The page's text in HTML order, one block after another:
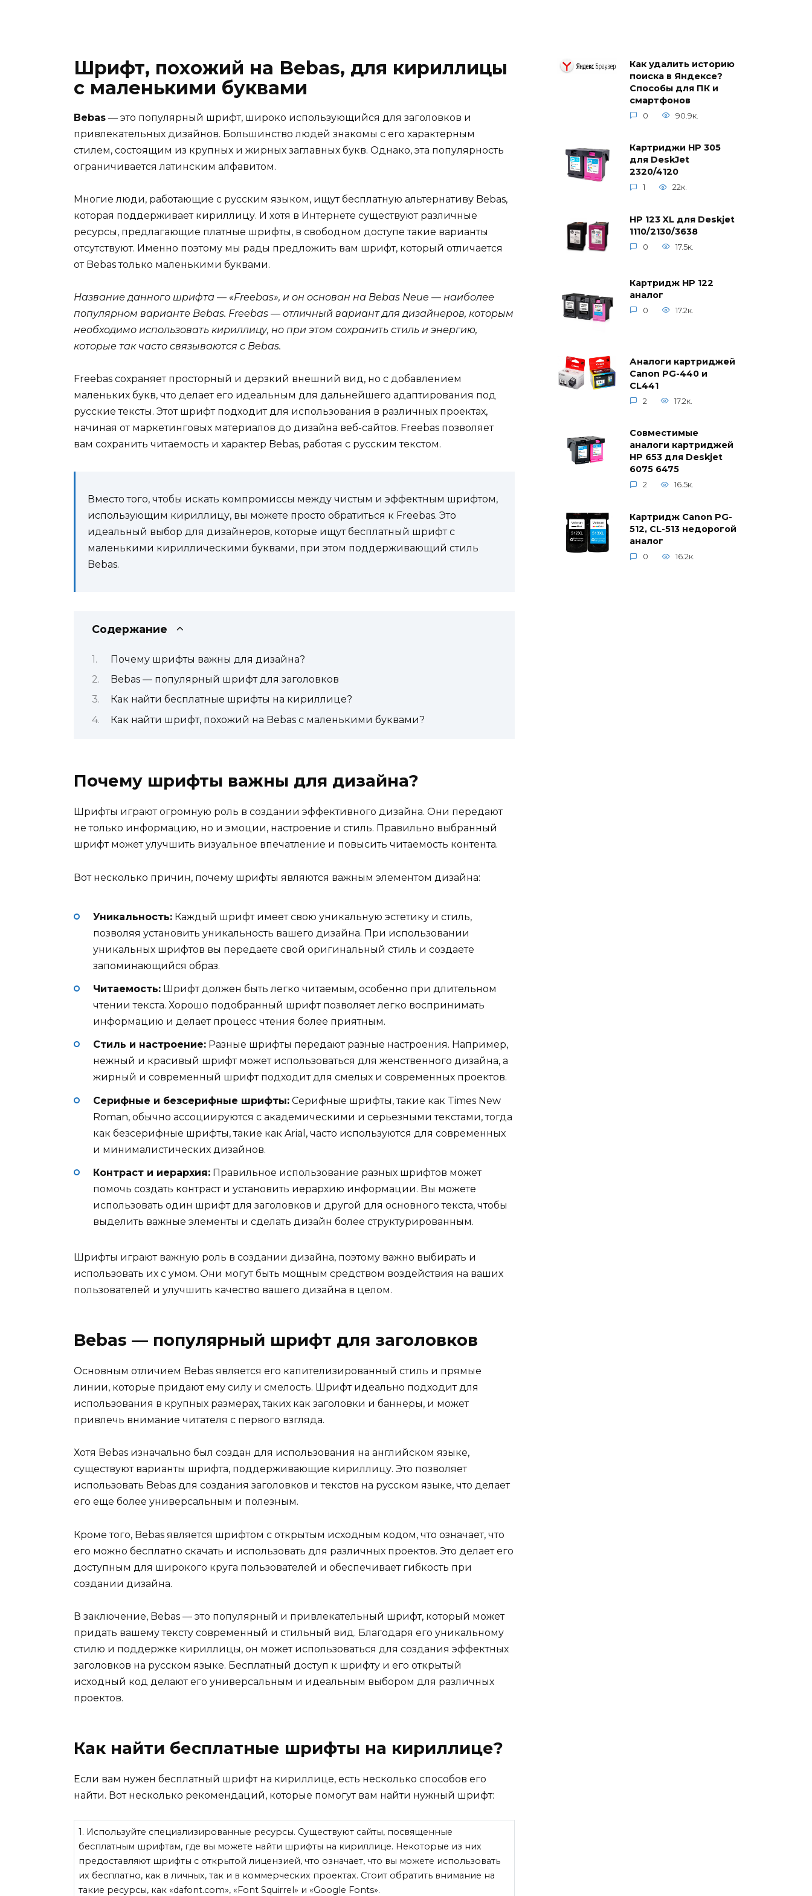
Шрифт, похожий на Bebas, для кириллицы
с маленькими буквами
Bebas — это популярный шрифт, широко использующийся для заголовков и
привлекательных дизайнов. Большинство людей знакомы с его характерным
стилем, состоящим из крупных и жирных заглавных букв. Однако, эта популярность
ограничивается латинским алфавитом.
Многие люди, работающие с русским языком, ищут бесплатную альтернативу Bebas,
которая поддерживает кириллицу. И хотя в Интернете существуют различные
ресурсы, предлагающие платные шрифты, в свободном доступе такие варианты
отсутствуют. Именно поэтому мы рады предложить вам шрифт, который отличается
от Bebas только маленькими буквами.
Название данного шрифта — «Freebas», и он основан на Bebas Neue — наиболее
популярном варианте Bebas. Freebas — отличный вариант для дизайнеров, которым
необходимо использовать кириллицу, но при этом сохранить стиль и энергию,
которые так часто связываются с Bebas.
Freebas сохраняет просторный и дерзкий внешний вид, но с добавлением
маленьких букв, что делает его идеальным для дальнейшего адаптирования под
русские тексты. Этот шрифт подходит для использования в различных проектах,
начиная от маркетинговых материалов до дизайна веб-сайтов. Freebas позволяет
вам сохранить читаемость и характер Bebas, работая с русским текстом.
Вместо того, чтобы искать компромиссы между чистым и эффектным шрифтом,
использующим кириллицу, вы можете просто обратиться к Freebas. Это
идеальный выбор для дизайнеров, которые ищут бесплатный шрифт с
маленькими кириллическими буквами, при этом поддерживающий стиль
Bebas.
Содержание
Почему шрифты важны для дизайна?
Bebas — популярный шрифт для заголовков
Как найти бесплатные шрифты на кириллице?
Как найти шрифт, похожий на Bebas с маленькими буквами?
Почему шрифты важны для дизайна?
Шрифты играют огромную роль в создании эффективного дизайна. Они передают
не только информацию, но и эмоции, настроение и стиль. Правильно выбранный
шрифт может улучшить визуальное впечатление и повысить читаемость контента.
Вот несколько причин, почему шрифты являются важным элементом дизайна:
Уникальность: Каждый шрифт имеет свою уникальную эстетику и стиль,
позволяя установить уникальность вашего дизайна. При использовании
уникальных шрифтов вы передаете свой оригинальный стиль и создаете
запоминающийся образ.
Читаемость: Шрифт должен быть легко читаемым, особенно при длительном
чтении текста. Хорошо подобранный шрифт позволяет легко воспринимать
информацию и делает процесс чтения более приятным.
Стиль и настроение: Разные шрифты передают разные настроения. Например,
нежный и красивый шрифт может использоваться для женственного дизайна, а
жирный и современный шрифт подходит для смелых и современных проектов.
Серифные и безсерифные шрифты: Серифные шрифты, такие как Times New
Roman, обычно ассоциируются с академическими и серьезными текстами, тогда
как безсерифные шрифты, такие как Arial, часто используются для современных
и минималистических дизайнов.
Контраст и иерархия: Правильное использование разных шрифтов может
помочь создать контраст и установить иерархию информации. Вы можете
использовать один шрифт для заголовков и другой для основного текста, чтобы
выделить важные элементы и сделать дизайн более структурированным.
Шрифты играют важную роль в создании дизайна, поэтому важно выбирать и
использовать их с умом. Они могут быть мощным средством воздействия на ваших
пользователей и улучшить качество вашего дизайна в целом.
Bebas — популярный шрифт для заголовков
Основным отличием Bebas является его капителизированный стиль и прямые
линии, которые придают ему силу и смелость. Шрифт идеально подходит для
использования в крупных размерах, таких как заголовки и баннеры, и может
привлечь внимание читателя с первого взгляда.
Хотя Bebas изначально был создан для использования на английском языке,
существуют варианты шрифта, поддерживающие кириллицу. Это позволяет
использовать Bebas для создания заголовков и текстов на русском языке, что делает
его еще более универсальным и полезным.
Кроме того, Bebas является шрифтом с открытым исходным кодом, что означает, что
его можно бесплатно скачать и использовать для различных проектов. Это делает его
доступным для широкого круга пользователей и обеспечивает гибкость при
создании дизайна.
В заключение, Bebas — это популярный и привлекательный шрифт, который может
придать вашему тексту современный и стильный вид. Благодаря его уникальному
стилю и поддержке кириллицы, он может использоваться для создания эффектных
заголовков на русском языке. Бесплатный доступ к шрифту и его открытый
исходный код делают его универсальным и идеальным выбором для различных
проектов.
Как найти бесплатные шрифты на кириллице?
Если вам нужен бесплатный шрифт на кириллице, есть несколько способов его
найти. Вот несколько рекомендаций, которые помогут вам найти нужный шрифт:
1. Используйте специализированные ресурсы. Существуют сайты, посвященные
бесплатным шрифтам, где вы можете найти шрифты на кириллице. Некоторые из них
предоставляют шрифты с открытой лицензией, что означает, что вы можете использовать
их бесплатно, как в личных, так и в коммерческих проектах. Стоит обратить внимание на
такие ресурсы, как «dafont.com», «Font Squirrel» и «Google Fonts».
Как удалить историю
поиска в Яндексе?
Способы для ПК и
смартфонов
0 90.9к.
Картриджи HP 305
для DeskJet
2320/4120
1 22к.
HP 123 XL для Deskjet
1110/2130/3638
0 17.5к.
Картридж HP 122
аналог
0 17.2к.
Аналоги картриджей
Canon PG-440 и
CL441
2 17.2к.
Совместимые
аналоги картриджей
HP 653 для Deskjet
6075 6475
2 16.5к.
Картридж Canon PG-
512, CL-513 недорогой
аналог
0 16.2к.